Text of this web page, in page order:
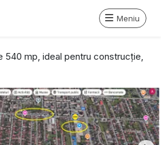
Meniu
540 mp, ideal pentru construcție,